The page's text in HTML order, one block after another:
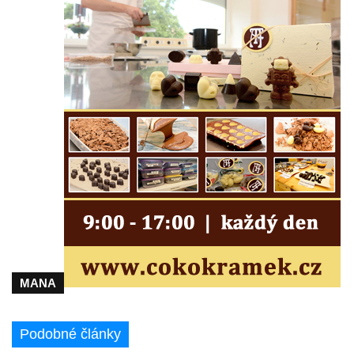
Kříž u domu čp. 113 na Vlčí Hoře
Kříž pod domem čp. 177 na Vlčí Hoře
Centrální kříž hřbitova Vlčí Hora
Kříž u domu čp. 128 na Vlčí Hoře
Kříž u domu čp. 79 v ulici Salmovská ve
Velkém Šenově
Kříž naproti domu čp. 23 v ulici Salmovská
ve Velkém Šenově
Kříž u kostela svatého Jana Křtitele v
Teplicích
Údajný kříž u silnice č. 15 západně od
Želkovic pod horou Libeš
Kříž u silnice č. 15 západně od Želkovic
Kříž západně od domu čp. 85 v ulici Na
MANA
Podobné články